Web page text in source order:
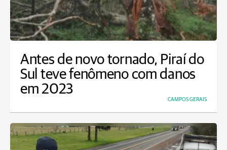
Antes de novo tornado, Piraí do
Sul teve fenômeno com danos
em 2023
CAMPOS GERAIS